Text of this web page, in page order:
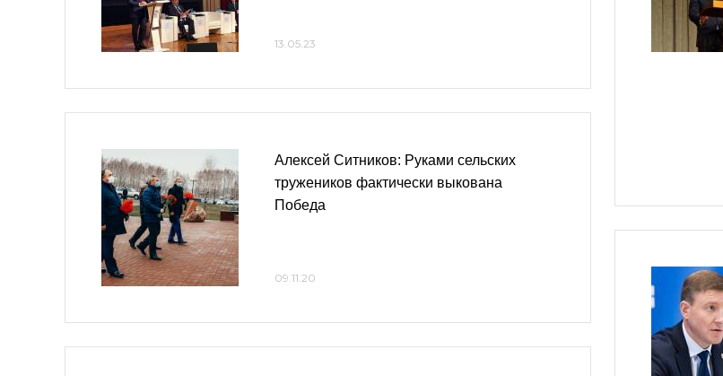
13.05.23
Алексей Ситников: Руками сельских
тружеников фактически выкована
Победа
09.11.20